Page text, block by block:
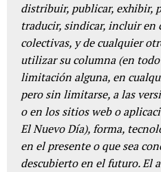
distribuir, publicar, exhibir,
traducir, sindicar, incluir en
colectivas, y de cualquier
utilizar su columna (en
limitación alguna, en
pero sin limitarse, a las
o en los sitios web o
El Nuevo Día), forma,
en el presente o que sea
descubierto en el futuro. El